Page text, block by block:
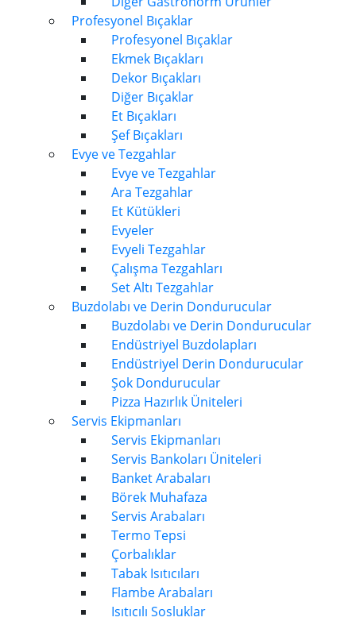
Profesyonel Bıçaklar
Profesyonel Bıçaklar
Ekmek Bıçakları
Dekor Bıçakları
Diğer Bıçaklar
Et Bıçakları
Şef Bıçakları
Evye ve Tezgahlar
Evye ve Tezgahlar
Ara Tezgahlar
Et Kütükleri
Evyeler
Evyeli Tezgahlar
Çalışma Tezgahları
Set Altı Tezgahlar
Buzdolabı ve Derin Dondurucular
Buzdolabı ve Derin Dondurucular
Endüstriyel Buzdolapları
Endüstriyel Derin Dondurucular
Şok Dondurucular
Pizza Hazırlık Üniteleri
Servis Ekipmanları
Servis Ekipmanları
Servis Bankoları Üniteleri
Banket Arabaları
Börek Muhafaza
Servis Arabaları
Termo Tepsi
Çorbalıklar
Tabak Isıtıcıları
Flambe Arabaları
Isıtıcılı Sosluklar